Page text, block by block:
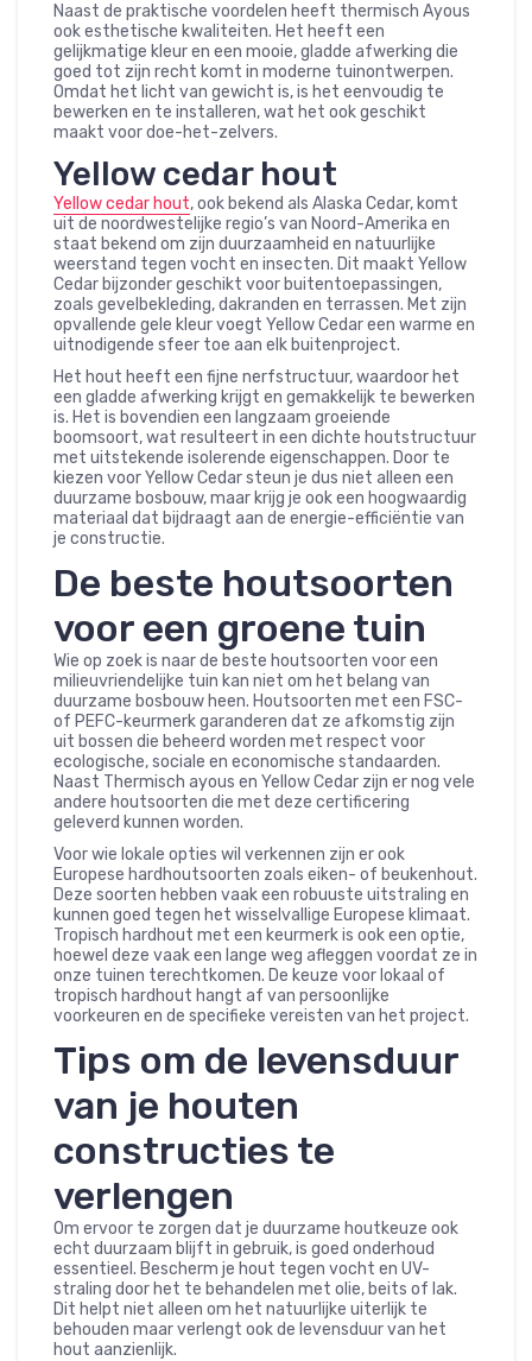
Naast de praktische voordelen heeft thermisch Ayous
ook esthetische kwaliteiten. Het heeft een
gelijkmatige kleur en een mooie, gladde afwerking die
goed tot zijn recht komt in moderne tuinontwerpen.
Omdat het licht van gewicht is, is het eenvoudig te
bewerken en te installeren, wat het ook geschikt
maakt voor doe-het-zelvers.
Yellow cedar hout
Yellow cedar hout, ook bekend als Alaska Cedar, komt
uit de noordwestelijke regio’s van Noord-Amerika en
staat bekend om zijn duurzaamheid en natuurlijke
weerstand tegen vocht en insecten. Dit maakt Yellow
Cedar bijzonder geschikt voor buitentoepassingen,
zoals gevelbekleding, dakranden en terrassen. Met zijn
opvallende gele kleur voegt Yellow Cedar een warme en
uitnodigende sfeer toe aan elk buitenproject.
Het hout heeft een fijne nerfstructuur, waardoor het
een gladde afwerking krijgt en gemakkelijk te bewerken
is. Het is bovendien een langzaam groeiende
boomsoort, wat resulteert in een dichte houtstructuur
met uitstekende isolerende eigenschappen. Door te
kiezen voor Yellow Cedar steun je dus niet alleen een
duurzame bosbouw, maar krijg je ook een hoogwaardig
materiaal dat bijdraagt aan de energie-efficiëntie van
je constructie.
De beste houtsoorten
voor een groene tuin
Wie op zoek is naar de beste houtsoorten voor een
milieuvriendelijke tuin kan niet om het belang van
duurzame bosbouw heen. Houtsoorten met een FSC-
of PEFC-keurmerk garanderen dat ze afkomstig zijn
uit bossen die beheerd worden met respect voor
ecologische, sociale en economische standaarden.
Naast Thermisch ayous en Yellow Cedar zijn er nog vele
andere houtsoorten die met deze certificering
geleverd kunnen worden.
Voor wie lokale opties wil verkennen zijn er ook
Europese hardhoutsoorten zoals eiken- of beukenhout.
Deze soorten hebben vaak een robuuste uitstraling en
kunnen goed tegen het wisselvallige Europese klimaat.
Tropisch hardhout met een keurmerk is ook een optie,
hoewel deze vaak een lange weg afleggen voordat ze in
onze tuinen terechtkomen. De keuze voor lokaal of
tropisch hardhout hangt af van persoonlijke
voorkeuren en de specifieke vereisten van het project.
Tips om de levensduur
van je houten
constructies te
verlengen
Om ervoor te zorgen dat je duurzame houtkeuze ook
echt duurzaam blijft in gebruik, is goed onderhoud
essentieel. Bescherm je hout tegen vocht en UV-
straling door het te behandelen met olie, beits of lak.
Dit helpt niet alleen om het natuurlijke uiterlijk te
behouden maar verlengt ook de levensduur van het
hout aanzienlijk.